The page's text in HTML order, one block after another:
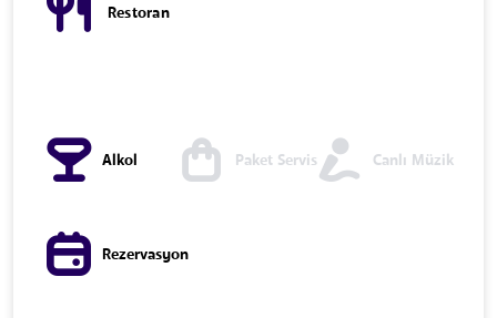
Restoran
Alkol Paket Servis Canlı Müzik
Rezervasyon